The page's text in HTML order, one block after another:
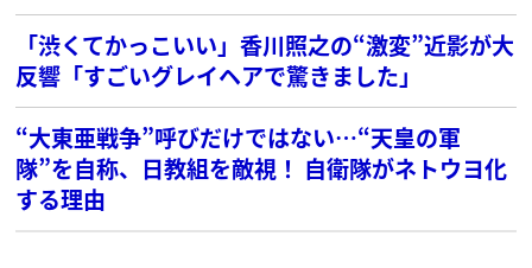
「渋くてかっこいい」香川照之の“激変”近影が大
反響「すごいグレイヘアで驚きました」
“大東亜戦争”呼びだけではない…“天皇の軍
隊”を自称、日教組を敵視！ 自衛隊がネトウヨ化
する理由